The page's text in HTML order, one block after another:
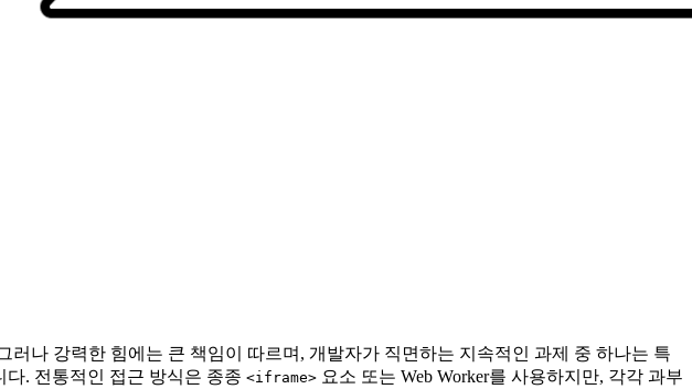
나 강력한 힘에는 큰 책임이 따르며, 개발자가 직면하는 지속적인 과제 중 하나는 특
. 전통적인 접근 방식은 종종 <iframe> 요소 또는 Web Worker를 사용하지만, 각각 과부